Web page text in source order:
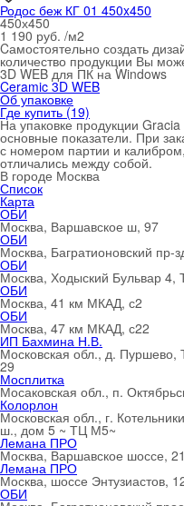
Родос беж КГ 01 450x450
450х450
1 190 руб. /м2
Cамостоятельно создать
количество продукции Вы
3D WEB для ПК на Windows
Ceramic 3D WEB
Об упаковке
Где купить (19)
На упаковке продукции
основные показатели. При
с номером партии и
отличались между собой.
В городе Москва
Список
Карта
ОБИ
Москва, Варшавское ш, 97
ОБИ
Москва, Багратионовский пр-
ОБИ
Москва, Ходыский Бульвар 4,
ОБИ
Москва, 41 км МКАД, с2
ОБИ
Москва, 47 км МКАД, с22
ИП Бахмина Н.В.
Московская обл., д. Пуршево,
29
Мосплитка
Мосаковская обл., п.
Колорлон
Московская обл., г.
ш., дом 5 ~ ТЦ М5~
Лемана ПРО
Москва, Варшавское шоссе, 21
Лемана ПРО
Москва, шоссе Энтузиастов,
ОБИ